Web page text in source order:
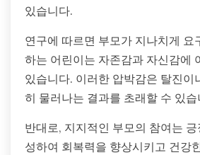
있습니다.
연구에 따르면 부모가 지나치게 요
하는 어린이는 자존감과 자신감에
있습니다. 이러한 압박감은 탈진이
히 물러나는 결과를 초래할 수 있습
반대로, 지지적인 부모의 참여는
성하여 회복력을 향상시키고 건강